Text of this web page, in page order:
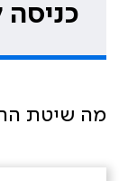
מה שיטת